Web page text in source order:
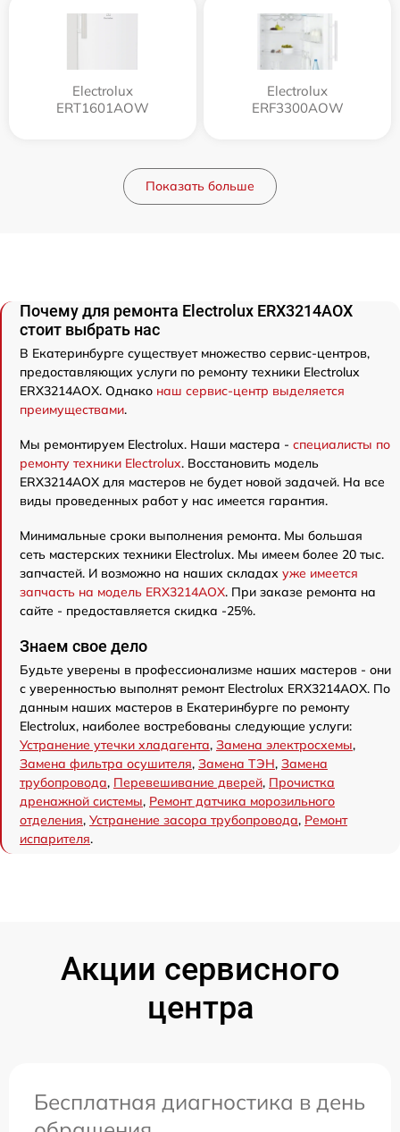
Electrolux
ERT1601AOW
Electrolux
ERF3300AOW
Показать больше
Почему для ремонта Electrolux ERX3214AOX
стоит выбрать нас
В Екатеринбурге существует множество сервис-центров,
предоставляющих услуги по ремонту техники Electrolux
ERX3214AOX. Однако наш сервис-центр выделяется
преимуществами.
Мы ремонтируем Electrolux. Наши мастера - специалисты по
ремонту техники Electrolux. Восстановить модель
ERX3214AOX для мастеров не будет новой задачей. На все
виды проведенных работ у нас имеется гарантия.
Минимальные сроки выполнения ремонта. Мы большая
сеть мастерских техники Electrolux. Мы имеем более 20 тыс.
запчастей. И возможно на наших складах уже имеется
запчасть на модель ERX3214AOX. При заказе ремонта на
сайте - предоставляется скидка -25%.
Знаем свое дело
Будьте уверены в профессионализме наших мастеров - они
с уверенностью выполнят ремонт Electrolux ERX3214AOX. По
данным наших мастеров в Екатеринбурге по ремонту
Electrolux, наиболее востребованы следующие услуги:
Устранение утечки хладагента, Замена электросхемы,
Замена фильтра осушителя, Замена ТЭН, Замена
трубопровода, Перевешивание дверей, Прочистка
дренажной системы, Ремонт датчика морозильного
отделения, Устранение засора трубопровода, Ремонт
испарителя.
Акции сервисного
центра
Бесплатная диагностика в день